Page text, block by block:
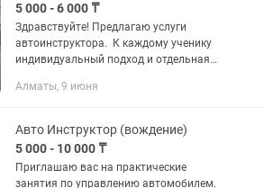
5 000 - 6 000 ₸
Здравствуйте! Предлагаю услуги
автоинструктора. К каждому ученику
индивидуальный подход и отдельная
и за пределами, в т.ч на скоростных
Алматы, 9 июня
Авто Инструктор (вождение)
5 000 - 10 000 ₸
Приглашаю вас на практические
занятия по управлению автомобилем.